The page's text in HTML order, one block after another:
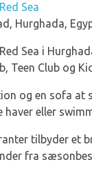
Sea
Hurghada,
Sea i
Teen Club og
og en sofa
haver eller
tilbyder et
fra